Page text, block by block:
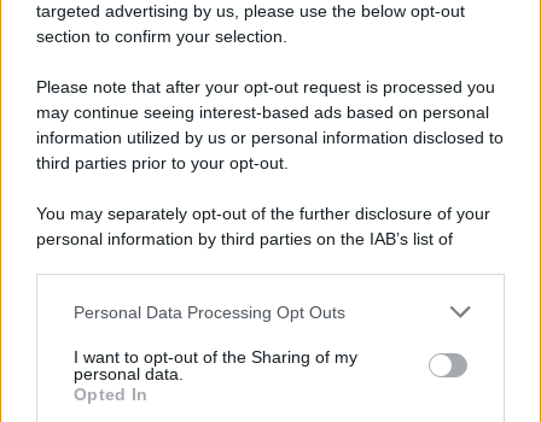
targeted advertising by us, please use the below opt-out
section to confirm your selection.
Please note that after your opt-out request is processed you
may continue seeing interest-based ads based on personal
information utilized by us or personal information disclosed to
third parties prior to your opt-out.
You may separately opt-out of the further disclosure of your
personal information by third parties on the IAB’s list of
This information may also be disclosed by us to third parties
disclose it to other third parties.
Please note that this website/app uses one or more Google
Personal Data Processing Opt Outs
I want to opt-out of the Sharing of my
personal data.
Opted In
Grazie, è vero, o provato con i settaggi trovati in rete, ma ogni
pannello è diverso, farò come mi suggerisci. Per il Cinema
rimane ancora un gran televisore.
Ultima modifica da un moderatore:26 Maggio 2026